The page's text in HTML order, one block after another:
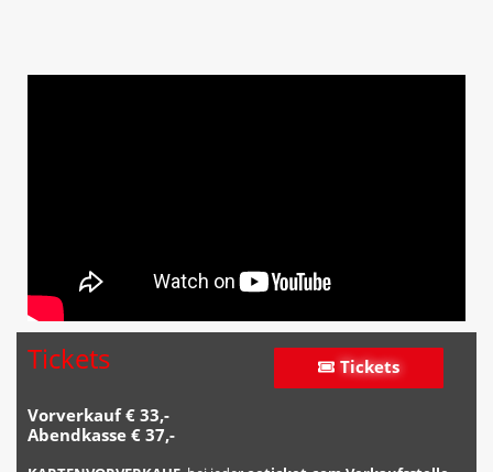
Tickets
Tickets
Tickets
Vorverkauf € 33,-
Abendkasse € 37,-